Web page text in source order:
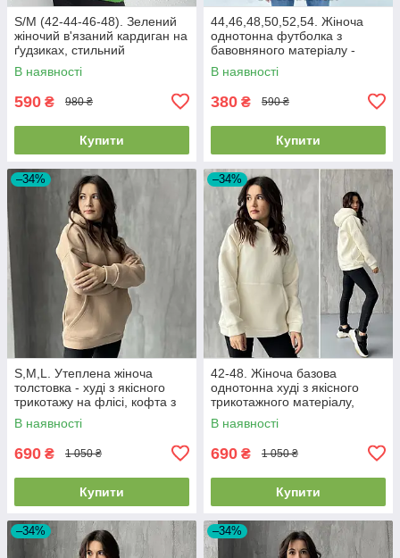
S/M (42-44-46-48). Зелений
жіночий в'язаний кардиган на
ґудзиках, стильний
однотонний светр
В наявності
590 ₴ 980 ₴
Купити
44,46,48,50,52,54. Жіноча
однотонна футболка з
бавовняного матеріалу -
чорна
В наявності
380 ₴ 590 ₴
Купити
–34%
S,M,L. Утеплена жіноча
толстовка - худі з якісного
трикотажу на флісі, кофта з
капюшоном - бежева
В наявності
690 ₴ 1 050 ₴
Купити
–34%
42-48. Жіноча базова
однотонна худі з якісного
трикотажного матеріалу,
утеплена кофта з
капюшоном - біла (молочна)
В наявності
690 ₴ 1 050 ₴
Купити
–34% –34%